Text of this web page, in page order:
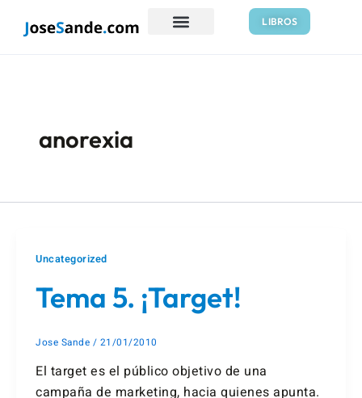
LIBROS
anorexia
Uncategorized
Tema 5. ¡Target!
Jose Sande / 21/01/2010
El target es el público objetivo de una
campaña de marketing, hacia quienes apunta.